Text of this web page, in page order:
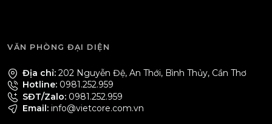
VĂN PHÒNG ĐẠI DIỆN
Địa chỉ: 202 Nguyễn Đệ, An Thới, Bình Thủy, Cần Thơ
Hotline: 0981.252.959
SĐT/Zalo: 0981.252.959
Email: info@vietcore.com.vn